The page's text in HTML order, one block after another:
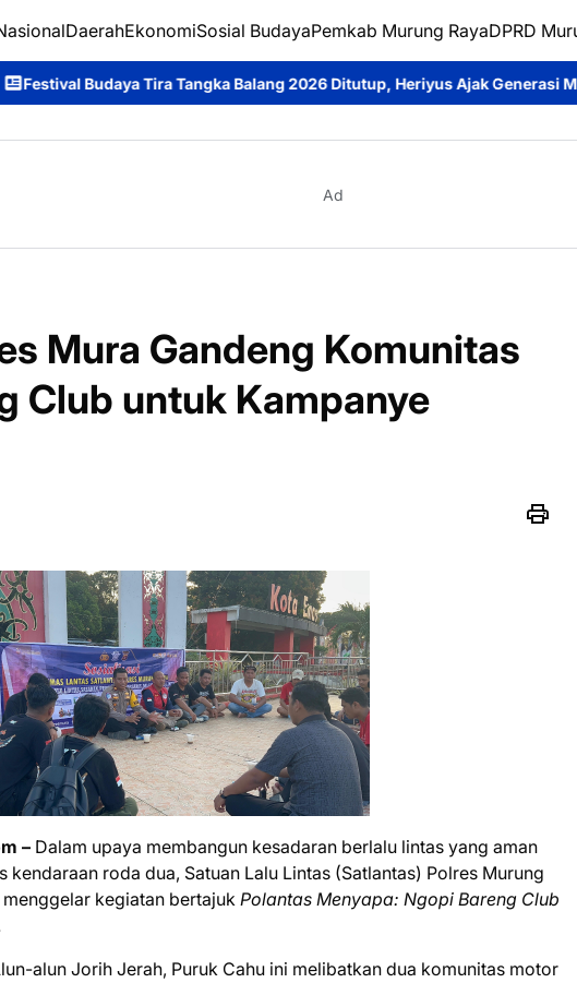
DaerahEkonomiSosial BudayaPemkab Murung RayaDPRD
Tira Tangka Balang 2026 Ditutup, Heriyus Ajak Generasi Muda Lestarikan
Ad
Mura Gandeng Komunitas
Club untuk Kampanye
– Dalam upaya membangun kesadaran berlalu lintas yang aman
roda dua, Satuan Lalu Lintas (Satlantas) Polres Murung
kegiatan bertajuk Polantas Menyapa: Ngopi Bareng Club
alun Jorih Jerah, Puruk Cahu ini melibatkan dua komunitas motor